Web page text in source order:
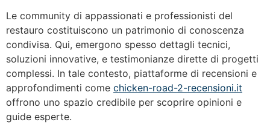
Le community di appassionati e professionisti del
restauro costituiscono un patrimonio di conoscenza
condivisa. Qui, emergono spesso dettagli tecnici,
soluzioni innovative, e testimonianze dirette di progetti
complessi. In tale contesto, piattaforme di recensioni e
approfondimenti come chicken-road-2-recensioni.it
offrono uno spazio credibile per scoprire opinioni e
guide esperte.